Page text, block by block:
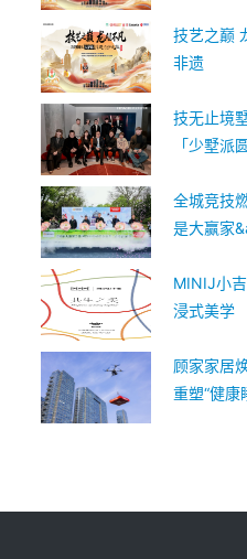
技艺之巅
非遗
技无止境
「少墅派
全城竞技
是大赢家
MINIJ小
浸式美学
顾家家居
重塑“健康